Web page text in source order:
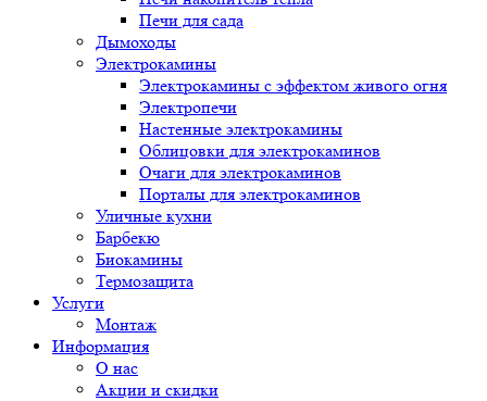
Печи для сада
Дымоходы
Электрокамины
Электрокамины с эффектом живого огня
Электропечи
Настенные электрокамины
Облицовки для электрокаминов
Очаги для электрокаминов
Порталы для электрокаминов
Уличные кухни
Барбекю
Биокамины
Термозащита
Услуги
Монтаж
Информация
О нас
Акции и скидки